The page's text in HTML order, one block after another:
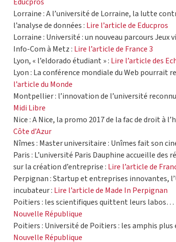
Lorraine : A l’université de Lorraine, la lutte
l’analyse de données : Lire l’article de Educpros
Lorraine : Université : un nouveau parcours
Info-Com à Metz : Lire l’article de France 3
Lyon, « l’eldorado étudiant » : Lire l’article des
Lyon : La conférence mondiale du Web pourrait
l’article du Monde
Montpellier : l’innovation de l’université
Midi Libre
Nice : A Nice, la promo 2017 de la fac de droit à
Côte d’Azur
Nîmes : Master universitaire : Unîmes fait son
Paris : L’université Paris Dauphine accueille des
sur la création d’entreprise : Lire l’article de
Perpignan : Startup et entreprises innovantes,
incubateur : Lire l’article de Made In Perpignan
Poitiers : les scientifiques quittent leurs labos…
Nouvelle République
Poitiers : Université de Poitiers : les amphis plus
Nouvelle République